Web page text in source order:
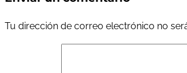
Tu dirección de correo electrónico no